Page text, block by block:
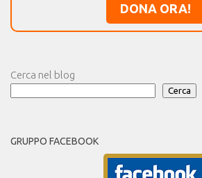
DONA ORA!
Cerca nel blog
Cerca
GRUPPO FACEBOOK